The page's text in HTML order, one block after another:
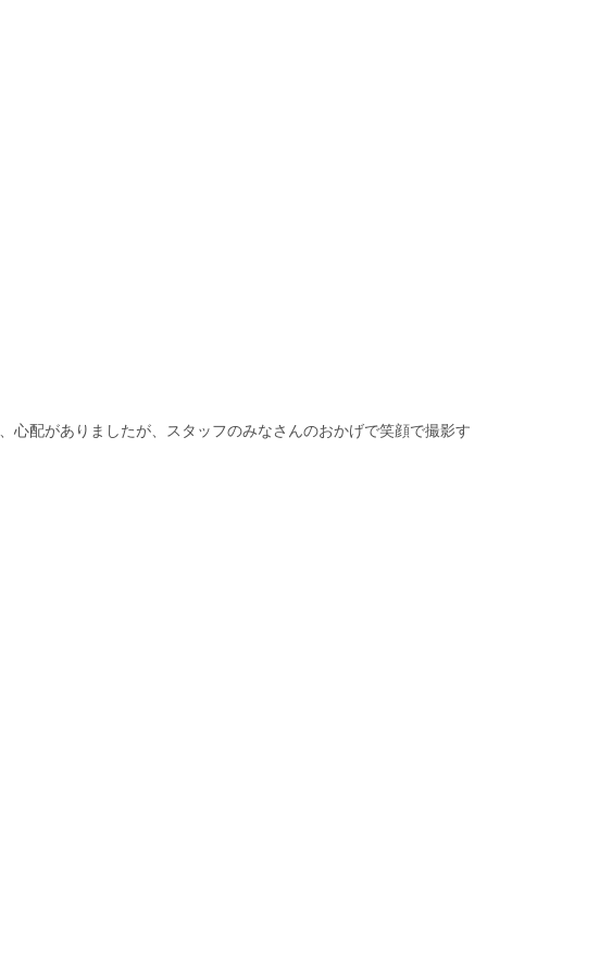
心配がありましたが、スタッフのみなさんのおかげで笑顔で撮影す